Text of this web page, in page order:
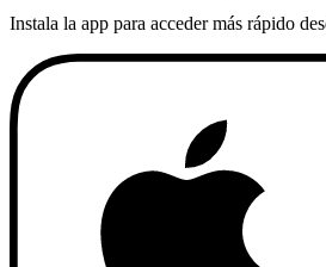
Instala la app para acceder más rápido